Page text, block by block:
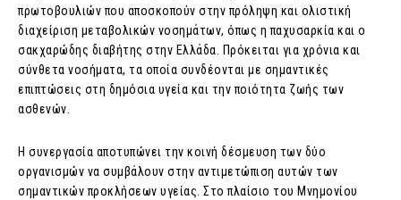
πρωτοβουλιών που αποσκοπούν στην πρόληψη και ολιστική
διαχείριση μεταβολικών νοσημάτων, όπως η παχυσαρκία και ο
σακχαρώδης διαβήτης στην Ελλάδα. Πρόκειται για χρόνια και
σύνθετα νοσήματα, τα οποία συνδέονται με σημαντικές
επιπτώσεις στη δημόσια υγεία και την ποιότητα ζωής των
ασθενών.
Η συνεργασία αποτυπώνει την κοινή δέσμευση των δύο
οργανισμών να συμβάλουν στην αντιμετώπιση αυτών των
σημαντικών προκλήσεων υγείας. Στο πλαίσιο του Μνημονίου